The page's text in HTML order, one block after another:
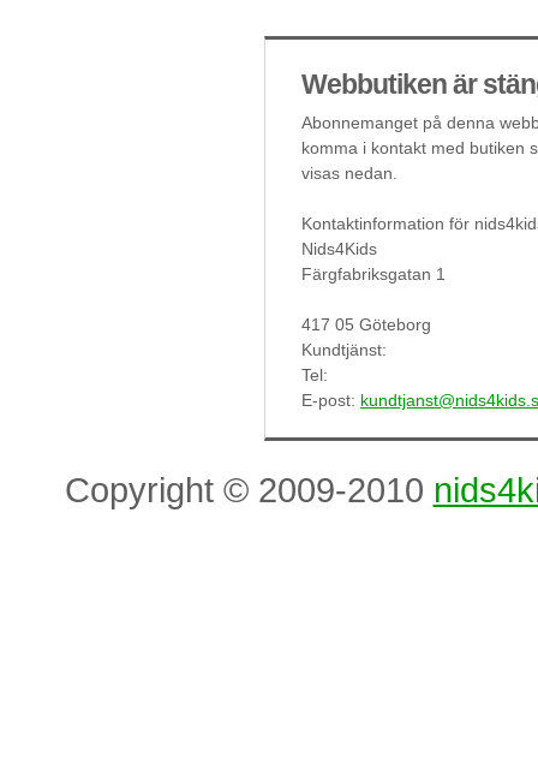
Webbutiken är
Abonnemanget på denna
komma i kontakt med butiken
visas nedan.
Kontaktinformation för
Nids4Kids
Färgfabriksgatan 1
417 05 Göteborg
Kundtjänst:
Tel:
E-post:
Copyright © 2009-2010